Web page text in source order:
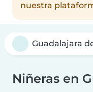
nuestra
Niñeras en